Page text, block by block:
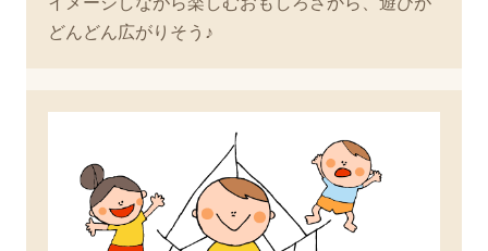
どんどん広がりそう♪